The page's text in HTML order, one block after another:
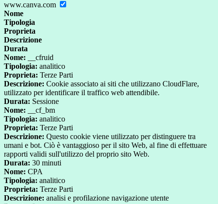
www.canva.com
Nome
Tipologia
Proprieta
Descrizione
Durata
Nome: __cfruid
Tipologia: analitico
Proprieta: Terze Parti
Descrizione: Cookie associato ai siti che utilizzano CloudFlare,
utilizzato per identificare il traffico web attendibile.
Durata: Sessione
Nome: __cf_bm
Tipologia: analitico
Proprieta: Terze Parti
Descrizione: Questo cookie viene utilizzato per distinguere tra
umani e bot. Ciò è vantaggioso per il sito Web, al fine di effettuare
rapporti validi sull'utilizzo del proprio sito Web.
Durata: 30 minuti
Nome: CPA
Tipologia: analitico
Proprieta: Terze Parti
Descrizione: analisi e profilazione navigazione utente